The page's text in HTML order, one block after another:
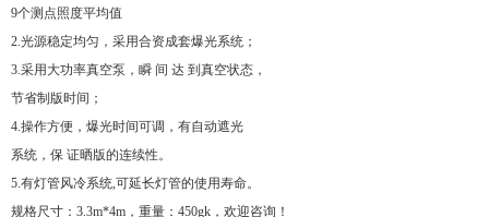
9个测点照度平均值
2.光源稳定均匀，采用合资成套爆光系统；
3.采用大功率真空泵，瞬 间 达 到真空状态，
节省制版时间；
4.操作方便，爆光时间可调，有自动遮光
系统，保 证晒版的连续性。
5.有灯管风冷系统,可延长灯管的使用寿命。
规格尺寸：3.3m*4m，重量：450gk，欢迎咨询！